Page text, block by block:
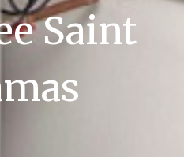
Saint